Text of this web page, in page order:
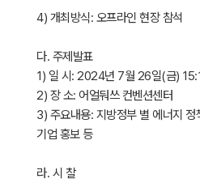
4) 개최방식: 오프라인 현장 참석
다. 주제발표
1) 일 시: 2024년 7월 26일(금)
2) 장 소: 어얼둬쓰 컨벤션센터
3) 주요내용: 지방정부 별 에너지 정
기업 홍보 등
라. 시 찰